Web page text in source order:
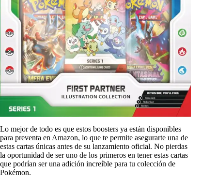
Lo mejor de todo es que estos boosters ya están disponibles
para preventa en Amazon, lo que te permite asegurarte una de
estas cartas únicas antes de su lanzamiento oficial. No pierdas
la oportunidad de ser uno de los primeros en tener estas cartas
que podrían ser una adición increíble para tu colección de
Pokémon.